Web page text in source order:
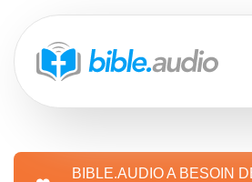
BIBLE.AUDIO A BESOIN